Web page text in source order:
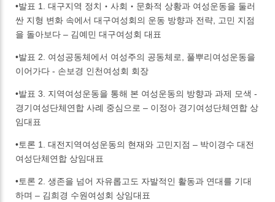
•발표 1. 대구지역 정치‧사회‧문화적 상황과 여성운동을 둘러
싼 지형 변화 속에서 대구여성회의 운동 방향과 전략, 고민 지점
을 돌아보다 – 김예민 대구여성회 대표
•발표 2. 여성공동체에서 여성주의 공동체로, 풀뿌리여성운동을
이어가다 - 손보경 인천여성회 회장
•발표 3. 지역여성운동을 통해 본 여성운동의 방향과 과제 모색 -
경기여성단체연합 사례 중심으로 – 이정아 경기여성단체연합 상
임대표
•토론 1. 대전지역여성운동의 현재와 고민지점 – 박이경수 대전
여성단체연합 상임대표
•토론 2. 생존을 넘어 자유롭고도 자발적인 활동과 연대를 기대
하며 – 김희경 수원여성회 상임대표